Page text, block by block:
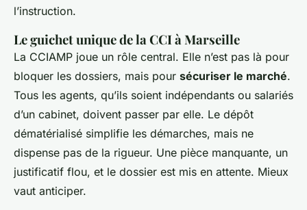
l’instruction.
Le guichet unique de la CCI à Marseille
La CCIAMP joue un rôle central. Elle n’est pas là pour
bloquer les dossiers, mais pour sécuriser le marché.
Tous les agents, qu’ils soient indépendants ou salariés
d’un cabinet, doivent passer par elle. Le dépôt
dématérialisé simplifie les démarches, mais ne
dispense pas de la rigueur. Une pièce manquante, un
justificatif flou, et le dossier est mis en attente. Mieux
vaut anticiper.